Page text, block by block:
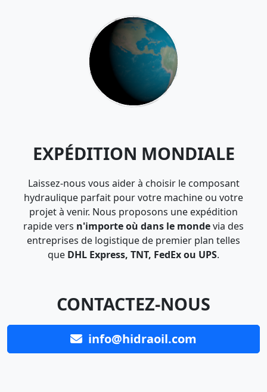
EXPÉDITION MONDIALE
Laissez-nous vous aider à choisir le composant
hydraulique parfait pour votre machine ou votre
projet à venir. Nous proposons une expédition
rapide vers n'importe où dans le mondevia des
entreprises de logistique de premier plan telles
que DHL Express, TNT, FedEx ou UPS.
CONTACTEZ-NOUS
info@hidraoil.com